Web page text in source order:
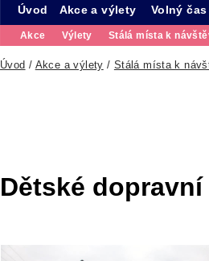
Úvod Akce a výlety
Akce Výlety Stálá místa k
Volný
Úvod / Akce a výlety / Stálá místa k
Dětské